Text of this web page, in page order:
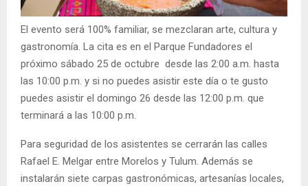
El evento será 100% familiar, se mezclaran arte, cultura y
gastronomía. La cita es en el Parque Fundadores el
próximo sábado 25 de octubre desde las 2:00 a.m. hasta
las 10:00 p.m. y si no puedes asistir este día o te gusto
puedes asistir el domingo 26 desde las 12:00 p.m. que
terminará a las 10:00 p.m.
Para seguridad de los asistentes se cerrarán las calles
Rafael E. Melgar entre Morelos y Tulum. Además se
instalarán siete carpas gastronómicas, artesanías locales,